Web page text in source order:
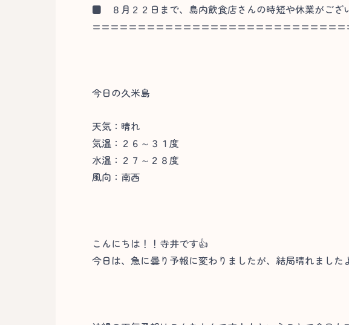
■ ８月２２日まで、島内飲食店さんの時短や休業がござ
今日の久米島
天気：晴れ
気温：２６～３１度
水温：２７～２８度
風向：南西
こんにちは！！寺井です👍
今日は、急に曇り予報に変わりましたが、結局晴れました